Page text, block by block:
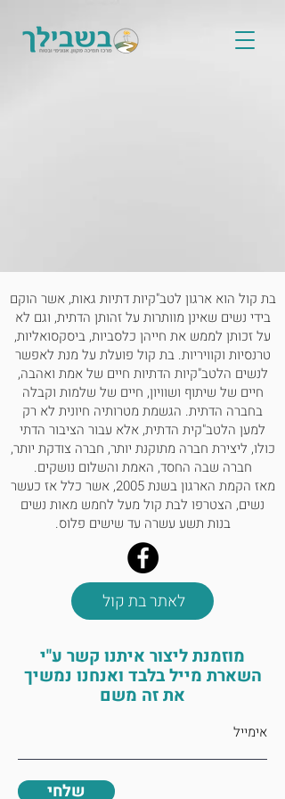
בת קול הוא ארגון לטב"קיות דתיות גאות, אשר הוקם
בידי נשים שאינן מוותרות על זהותן הדתית, וגם לא
על זכותן לממש את חייהן כלסביות, ביסקסואליות,
טרנסיות וקוויריות. בת קול פועלת על מנת לאפשר
לנשים הלטב"קיות הדתיות חיים של אמת ואהבה,
חיים של שיתוף ושוויון, חיים של שלמות וקבלה
בחברה הדתית. הגשמת מטרותיה חיונית לא רק
למען הלטב"קית הדתית, אלא עבור הציבור הדתי
כולו, ליצירת חברה מתוקנת יותר, חברה צודקת יותר,
חברה שבה החסד, האמת והשלום נושקים.
מאז הקמת הארגון בשנת 2005, אשר כלל אז כעשר
נשים, הצטרפו לבת קול מעל לחמש מאות נשים
בנות תשע עשרה עד שישים פלוס.
לאתר בת קול
מוזמנת ליצור איתנו קשר ע"י
השארת מייל בלבד ואנחנו נמשיך
את זה משם
שלחי